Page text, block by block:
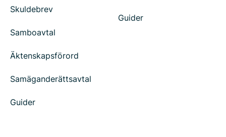
Skuldebrev
Samboavtal
Äktenskapsförord
Samäganderättsavtal
Guider
Guider